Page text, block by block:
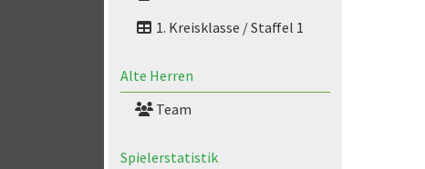
1. Kreisklasse / Staffel 1
Alte Herren
Team
Spielerstatistik